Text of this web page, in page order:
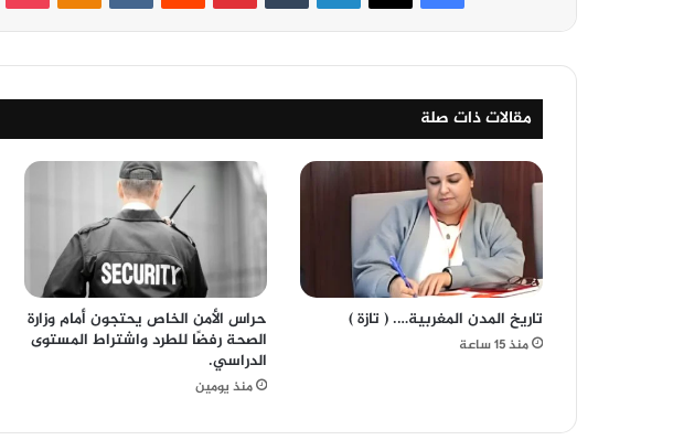
مقالات ذات صلة
تاريخ المدن المغربية…. ( تازة )
منذ 15 ساعة
حراس الأمن الخاص يحتجون أمام وزارة
الصحة رفضًا للطرد واشتراط المستوى
الدراسي.
منذ يومين